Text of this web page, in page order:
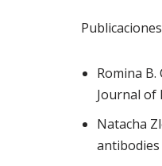
Romina
Journal of
Natacha
antibodies